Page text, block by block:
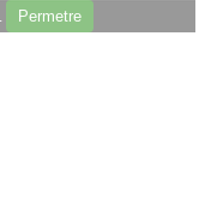
Permetre